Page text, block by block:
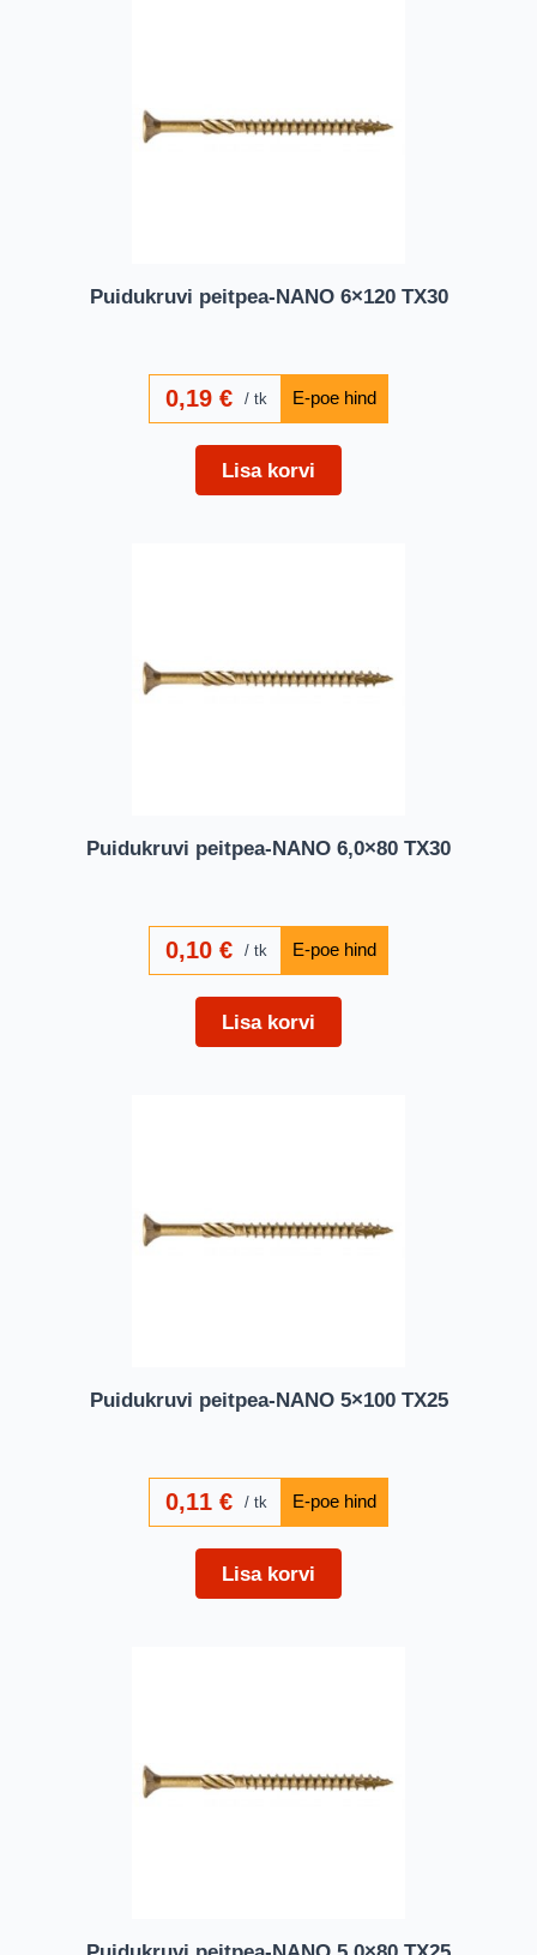
Puidukruvi peitpea-NANO 6×120 TX30
0,19€ tk
Lisa korvi
Puidukruvi peitpea-NANO 6,0×80 TX30
0,10€ tk
Lisa korvi
Puidukruvi peitpea-NANO 5×100 TX25
0,11€ tk
Lisa korvi